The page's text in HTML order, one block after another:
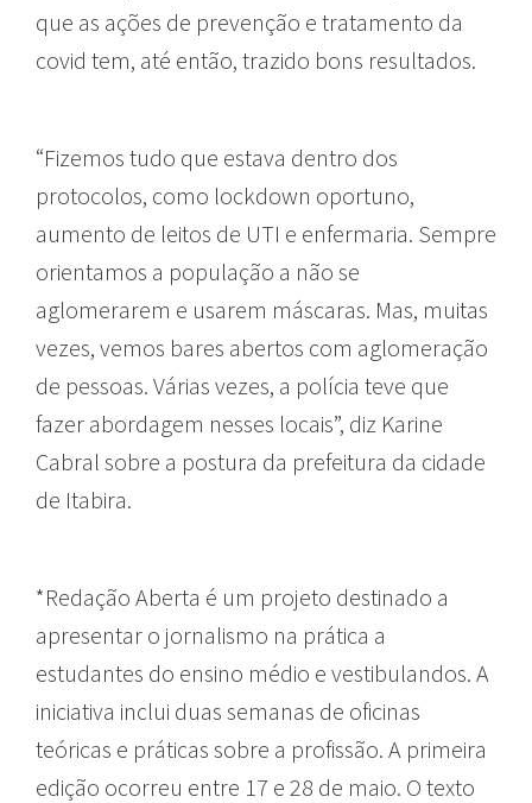
que as ações de prevenção e tratamento da
covid tem, até então, trazido bons resultados.
“Fizemos tudo que estava dentro dos
protocolos, como lockdown oportuno,
aumento de leitos de UTI e enfermaria. Sempre
orientamos a população a não se
aglomerarem e usarem máscaras. Mas, muitas
vezes, vemos bares abertos com aglomeração
de pessoas. Várias vezes, a polícia teve que
fazer abordagem nesses locais”, diz Karine
Cabral sobre a postura da prefeitura da cidade
de Itabira.
*Redação Aberta é um projeto destinado a
apresentar o jornalismo na prática a
estudantes do ensino médio e vestibulandos. A
iniciativa inclui duas semanas de oficinas
teóricas e práticas sobre a profissão. A primeira
edição ocorreu entre 17 e 28 de maio. O texto